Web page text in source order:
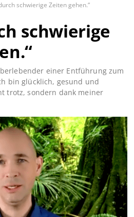
schwierige Zeiten gehen.“
schwierige
einer Entführung zum
bin glücklich, gesund und
trotz, sondern dank meiner